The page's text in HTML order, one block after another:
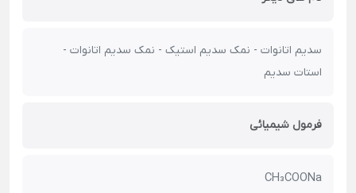
سدیم اتانوات - نمک سدیم استیک - نمک سدیم اتانوات -
استات سدیم
فرمول شیمیائی
CH₃COONa